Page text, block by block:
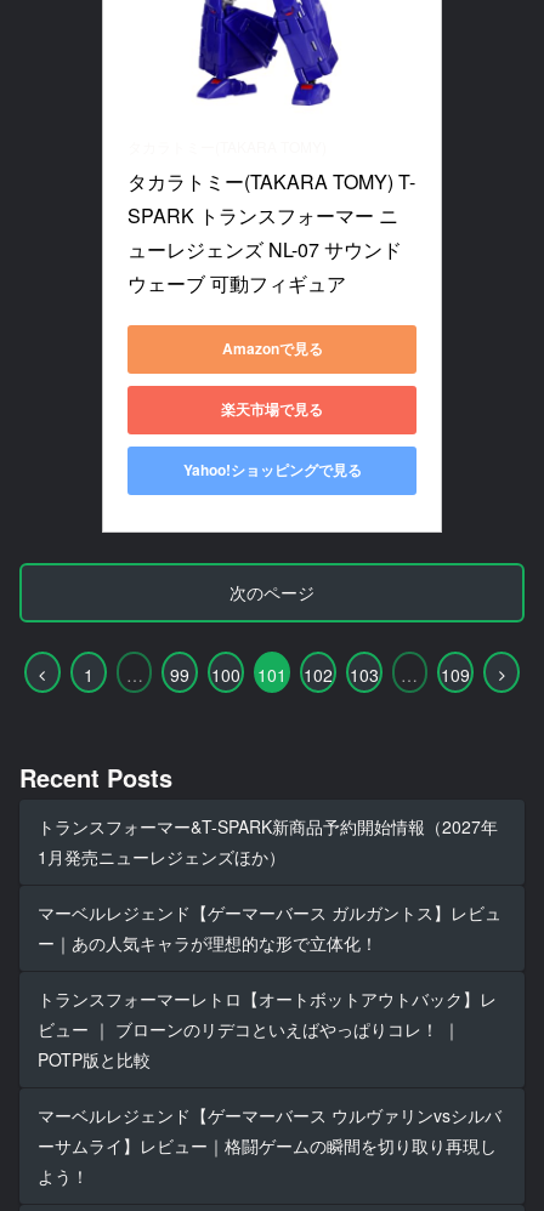
タカラトミー(TAKARA TOMY) T-
SPARK トランスフォーマー ニ
ューレジェンズ NL-07 サウンド
ウェーブ 可動フィギュア
Amazonで見る
楽天市場で見る
Yahoo!ショッピングで見る
次のページ
前
1 … 99 100 101 102 103 … 109
次
Recent Posts
トランスフォーマー&T-SPARK新商品予約開始情報（2027年
1月発売ニューレジェンズほか）
マーベルレジェンド【ゲーマーバース ガルガントス】レビュ
ー｜あの人気キャラが理想的な形で立体化！
トランスフォーマーレトロ【オートボットアウトバック】レ
ビュー ｜ ブローンのリデコといえばやっぱりコレ！ ｜
POTP版と比較
マーベルレジェンド【ゲーマーバース ウルヴァリンvsシルバ
ーサムライ】レビュー｜格闘ゲームの瞬間を切り取り再現し
よう！